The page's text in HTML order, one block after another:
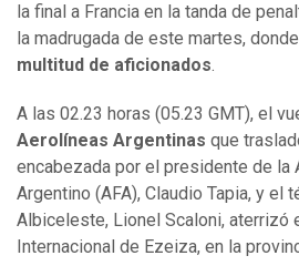
la final a Francia en la tanda de
la madrugada de este martes, donde
multitud de aficionados.
A las 02.23 horas (05.23 GMT), el
Aerolíneas Argentinas que
encabezada por el presidente de la
Argentino (AFA), Claudio Tapia, y el
Albiceleste, Lionel Scaloni, aterrizó
Internacional de Ezeiza, en la